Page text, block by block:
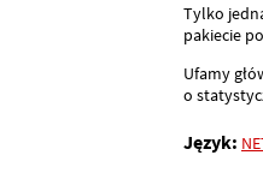
Tylko
pakiecie
Ufamy
o
Język: